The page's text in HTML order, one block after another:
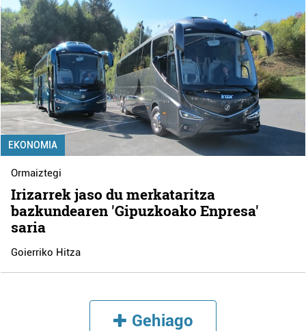
EKONOMIA
Ormaiztegi
Irizarrek jaso du merkataritza
bazkundearen 'Gipuzkoako Enpresa'
saria
Goierriko Hitza
Gehiago